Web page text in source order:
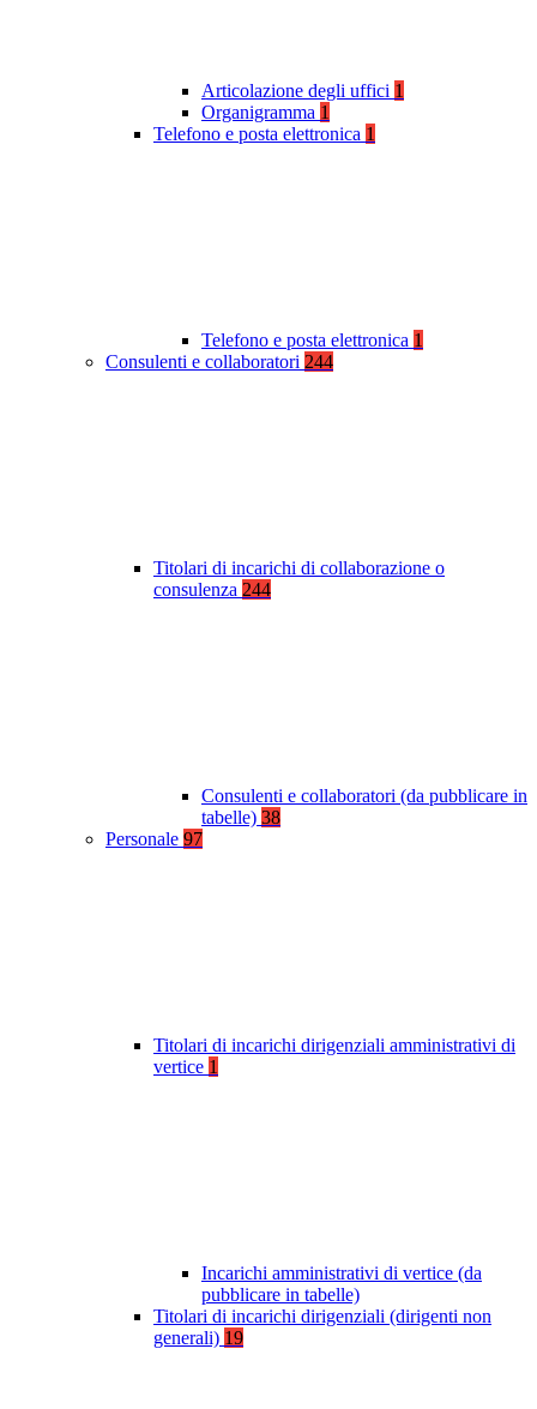
Articolazione degli uffici 1
Organigramma 1
Telefono e posta elettronica 1
Telefono e posta elettronica 1
Consulenti e collaboratori 244
Titolari di incarichi di collaborazione o
consulenza 244
Consulenti e collaboratori (da pubblicare in
tabelle) 38
Personale 97
Titolari di incarichi dirigenziali amministrativi di
vertice 1
Incarichi amministrativi di vertice (da
pubblicare in tabelle)
Titolari di incarichi dirigenziali (dirigenti non
generali) 19